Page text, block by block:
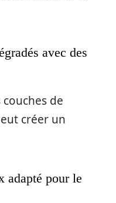
avec des
de
créer un
adapté pour le